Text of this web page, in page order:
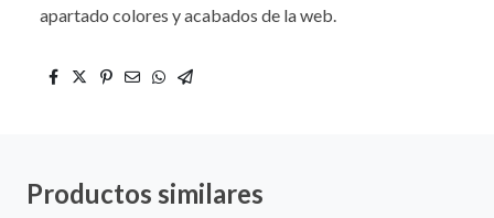
apartado colores y acabados de la web.
Productos similares